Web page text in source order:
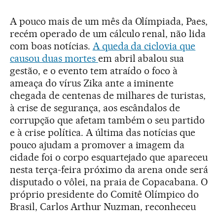
A pouco mais de um mês da Olímpiada, Paes,
recém operado de um cálculo renal, não lida
com boas notícias. A queda da ciclovia que
causou duas mortes em abril abalou sua
gestão, e o evento tem atraído o foco à
ameaça do vírus Zika ante a iminente
chegada de centenas de milhares de turistas,
à crise de segurança, aos escândalos de
corrupção que afetam também o seu partido
e à crise política. A última das notícias que
pouco ajudam a promover a imagem da
cidade foi o corpo esquartejado que apareceu
nesta terça-feira próximo da arena onde será
disputado o vôlei, na praia de Copacabana. O
próprio presidente do Comitê Olímpico do
Brasil, Carlos Arthur Nuzman, reconheceu